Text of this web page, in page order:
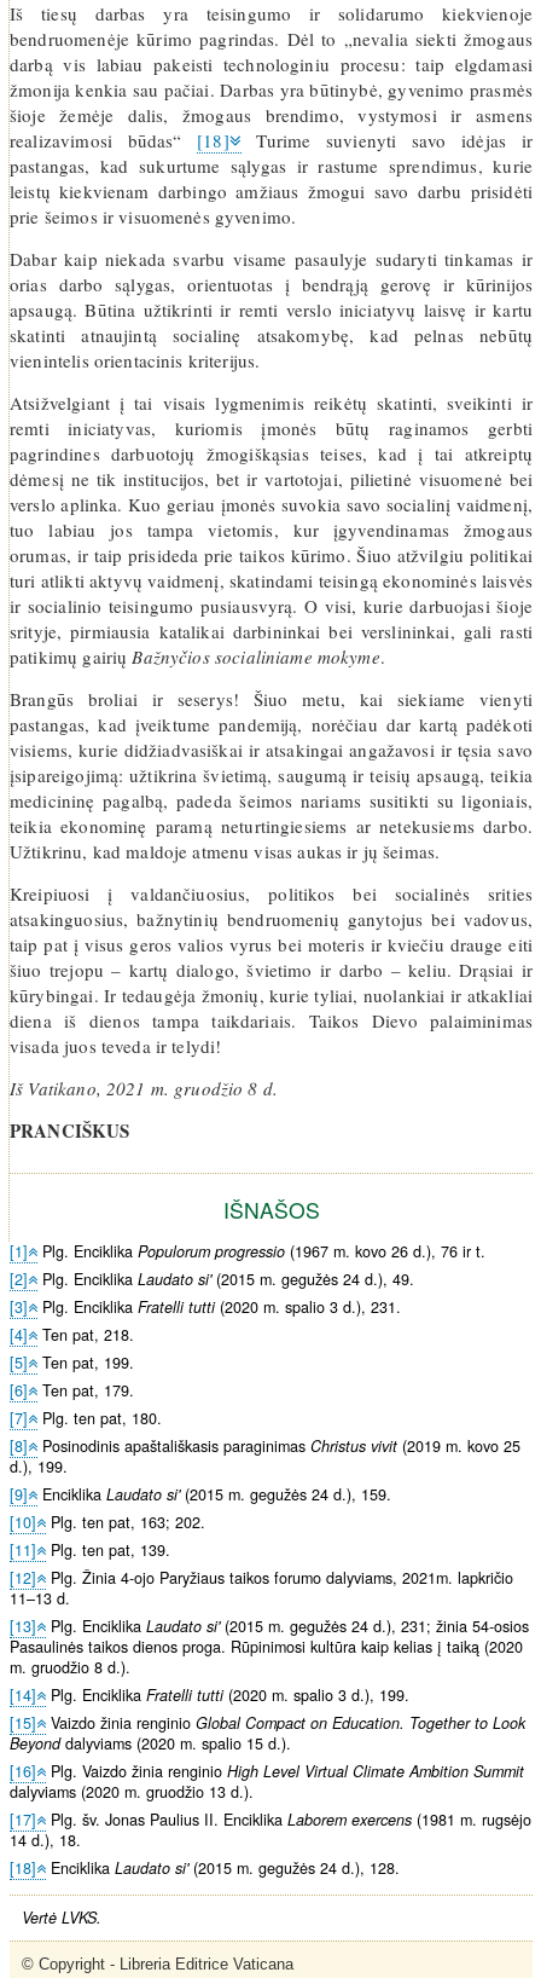
Iš tiesų darbas yra teisingumo ir solidarumo kiekvienoje
bendruomenėje kūrimo pagrindas. Dėl to „nevalia siekti žmogaus
darbą vis labiau pakeisti technologiniu procesu: taip elgdamasi
žmonija kenkia sau pačiai. Darbas yra būtinybė, gyvenimo prasmės
šioje žemėje dalis, žmogaus brendimo, vystymosi ir asmens
realizavimosi būdas“ [18]
Turime suvienyti savo idėjas ir
pastangas, kad sukurtume sąlygas ir rastume sprendimus, kurie
leistų kiekvienam darbingo amžiaus žmogui savo darbu prisidėti
prie šeimos ir visuomenės gyvenimo.
Dabar kaip niekada svarbu visame pasaulyje sudaryti tinkamas ir
orias darbo sąlygas, orientuotas į bendrąją gerovę ir kūrinijos
apsaugą. Būtina užtikrinti ir remti verslo iniciatyvų laisvę ir kartu
skatinti atnaujintą socialinę atsakomybę, kad pelnas nebūtų
vienintelis orientacinis kriterijus.
Atsižvelgiant į tai visais lygmenimis reikėtų skatinti, sveikinti ir
remti iniciatyvas, kuriomis įmonės būtų raginamos gerbti
pagrindines darbuotojų žmogiškąsias teises, kad į tai atkreiptų
dėmesį ne tik institucijos, bet ir vartotojai, pilietinė visuomenė bei
verslo aplinka. Kuo geriau įmonės suvokia savo socialinį vaidmenį,
tuo labiau jos tampa vietomis, kur įgyvendinamas žmogaus
orumas, ir taip prisideda prie taikos kūrimo. Šiuo atžvilgiu politikai
turi atlikti aktyvų vaidmenį, skatindami teisingą ekonominės laisvės
ir socialinio teisingumo pusiausvyrą. O visi, kurie darbuojasi šioje
srityje, pirmiausia katalikai darbininkai bei verslininkai, gali rasti
patikimų gairiųBažnyčios socialiniame mokyme.
Brangūs broliai ir seserys! Šiuo metu, kai siekiame vienyti
pastangas, kad įveiktume pandemiją, norėčiau dar kartą padėkoti
visiems, kurie didžiadvasiškai ir atsakingai angažavosi ir tęsia savo
įsipareigojimą: užtikrina švietimą, saugumą ir teisių apsaugą, teikia
medicininę pagalbą, padeda šeimos nariams susitikti su ligoniais,
teikia ekonominę paramą neturtingiesiems ar netekusiems darbo.
Užtikrinu, kad maldoje atmenu visas aukas ir jų šeimas.
Kreipiuosi į valdančiuosius, politikos bei socialinės srities
atsakinguosius, bažnytinių bendruomenių ganytojus bei vadovus,
taip pat į visus geros valios vyrus bei moteris ir kviečiu drauge eiti
šiuo trejopu – kartų dialogo, švietimo ir darbo – keliu. Drąsiai ir
kūrybingai. Ir tedaugėja žmonių, kurie tyliai, nuolankiai ir atkakliai
diena iš dienos tampa taikdariais. Taikos Dievo palaiminimas
visada juos teveda ir telydi!
Iš Vatikano, 2021 m. gruodžio 8 d.
PRANCIŠKUS
IŠNAŠOS
[1] Plg. Enciklika Populorum progressio (1967 m. kovo 26 d.), 76 ir t.
[2]
Plg. Enciklika Laudato si'(2015 m. gegužės 24 d.), 49.
[3]
Plg. Enciklika Fratelli tutti(2020 m. spalio 3 d.), 231.
[4]
Ten pat, 218.
[5]
Ten pat, 199.
[6]
Ten pat, 179.
[7]
Plg. ten pat, 180.
[8]
Posinodinis apaštališkasis paraginimas Christus vivit (2019 m. kovo 25
d.), 199.
[9]
Enciklika Laudato si'(2015 m. gegužės 24 d.), 159.
[10]
Plg. ten pat, 163; 202.
[11]
Plg. ten pat, 139.
[12]
Plg. Žinia 4-ojo Paryžiaus taikos forumo dalyviams, 2021m. lapkričio
11–13 d.
[13]
Plg. Enciklika Laudato si'(2015 m. gegužės 24 d.), 231; žinia 54-osios
Pasaulinės taikos dienos proga. Rūpinimosi kultūra kaip kelias į taiką (2020
m. gruodžio 8 d.).
[14]
Plg. Enciklika Fratelli tutti(2020 m. spalio 3 d.), 199.
[15]
Vaizdo žinia renginio Global Compact on Education. Together to Look
Beyonddalyviams (2020 m. spalio 15 d.).
[16]
Plg. Vaizdo žinia renginio High Level Virtual Climate Ambition Summit
dalyviams (2020 m. gruodžio 13 d.).
[17]
Plg. šv. Jonas Paulius II. Enciklika Laborem exercens (1981 m. rugsėjo
14 d.), 18.
[18]
Enciklika Laudato si'(2015 m. gegužės 24 d.), 128.
Vertė LVKS.
© Copyright - Libreria Editrice Vaticana